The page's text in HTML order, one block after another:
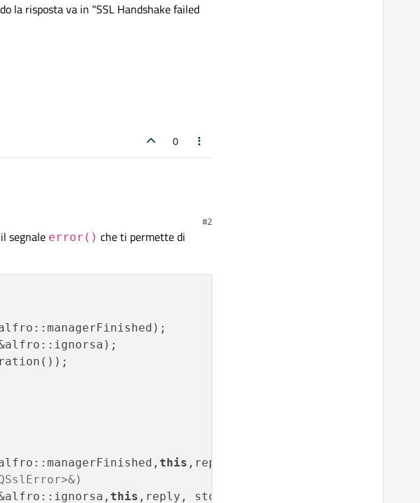
la risposta va in "SSL Handshake failed
0
#2
segnale error() che ti permette di
;
this
this